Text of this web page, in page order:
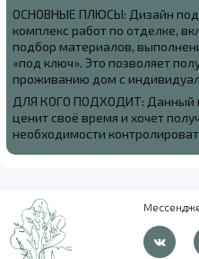
ОСНОВНЫЕ ПЛЮСЫ: Дизайн под
комплекс работ по отделке,
подбор материалов,
«под ключ». Это позволяет
проживанию дом с
ДЛЯ КОГО ПОДХОДИТ: Данный
ценит своё время и хочет
необходимости